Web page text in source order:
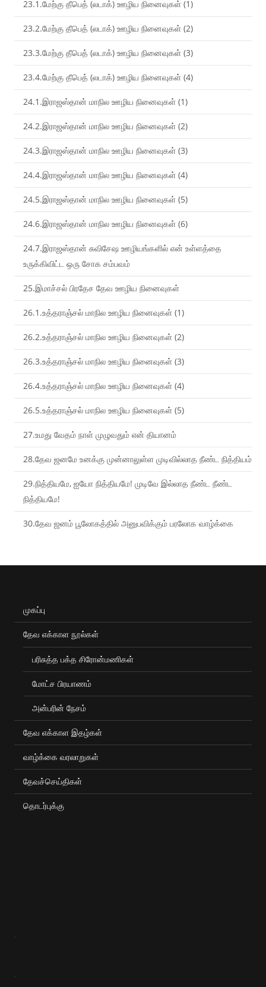
23.1.மேற்கு தீபெத் (லடாக்) ஊழிய நினைவுகள் (1)
23.2.மேற்கு தீபெத் (லடாக்) ஊழிய நினைவுகள் (2)
23.3.மேற்கு தீபெத் (லடாக்) ஊழிய நினைவுகள் (3)
23.4.மேற்கு தீபெத் (லடாக்) ஊழிய நினைவுகள் (4)
24.1.இராஜஸ்தான் மாநில ஊழிய நினைவுகள் (1)
24.2.இராஜஸ்தான் மாநில ஊழிய நினைவுகள் (2)
24.3.இராஜஸ்தான் மாநில ஊழிய நினைவுகள் (3)
24.4.இராஜஸ்தான் மாநில ஊழிய நினைவுகள் (4)
24.5.இராஜஸ்தான் மாநில ஊழிய நினைவுகள் (5)
24.6.இராஜஸ்தான் மாநில ஊழிய நினைவுகள் (6)
24.7.இராஜஸ்தான் சுவிசேஷ ஊழியங்களில் என் உள்ளத்தை
உருக்கிவிட்ட ஒரு சோக சம்பவம்
25.இமாச்சல் பிரதேச தேவ ஊழிய நினைவுகள்
26.1.உத்தராஞ்சல் மாநில ஊழிய நினைவுகள் (1)
26.2.உத்தராஞ்சல் மாநில ஊழிய நினைவுகள் (2)
26.3.உத்தராஞ்சல் மாநில ஊழிய நினைவுகள் (3)
26.4.உத்தராஞ்சல் மாநில ஊழிய நினைவுகள் (4)
26.5.உத்தராஞ்சல் மாநில ஊழிய நினைவுகள் (5)
27.உமது வேதம் நாள் முழுவதும் என் தியானம்
28.தேவ ஜனமே உனக்கு முன்னாலுள்ள முடிவில்லாத நீண்ட நித்தியம்
29.நித்தியமே, ஐயோ நித்தியமே! முடிவே இல்லாத நீண்ட நீண்ட
நித்தியமே!
30.தேவ ஜனம் பூலோகத்தில் அனுபவிக்கும் பரலோக வாழ்க்கை
முகப்பு
தேவ எக்காள நூல்கள்
பரிசுத்த பக்த சிரோன்மணிகள்
மோட்ச பிரயாணம்
அன்பரின் நேசம்
தேவ எக்காள இதழ்கள்
வாழ்க்கை வரலாறுகள்
தேவச்செய்திகள்
தொடர்புக்கு